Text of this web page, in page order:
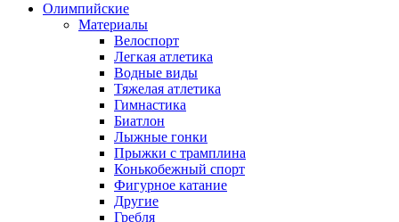
Олимпийские
Материалы
Велоспорт
Легкая атлетика
Водные виды
Тяжелая атлетика
Гимнастика
Биатлон
Лыжные гонки
Прыжки с трамплина
Конькобежный спорт
Фигурное катание
Другие
Гребля